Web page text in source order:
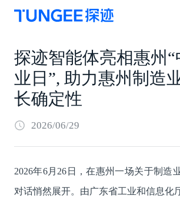
探迹智能体亮相惠州
业日”, 助力惠州制造
长确定性
2026/06/29
2026年6月26日，在惠州一场关于制造
对话悄然展开。由广东省工业和信息化